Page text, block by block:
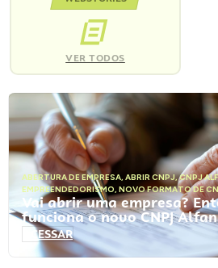
VER TODOS
ABERTURA DE EMPRESA, ABRIR CNPJ,CNPJ
EMPREENDEDORISMO, NOVO FORMATO DE
Vai abrir uma empresa?
funciona o novo CNPJ
ACESSAR